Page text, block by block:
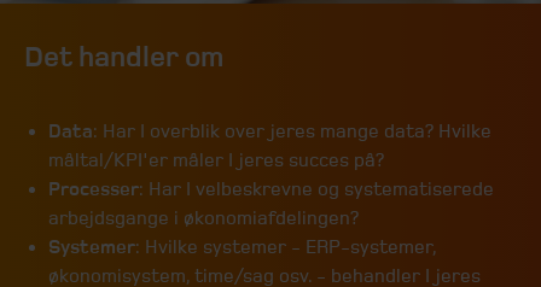
Det handler om
Data: Har I overblik over jeres mange data? Hvilke
måltal/KPI'er måler I jeres succes på?
Processer: Har I velbeskrevne og systematiserede
arbejdsgange i økonomiafdelingen?
Systemer: Hvilke systemer - ERP-systemer,
økonomisystem, time/sag osv. - behandler I jeres